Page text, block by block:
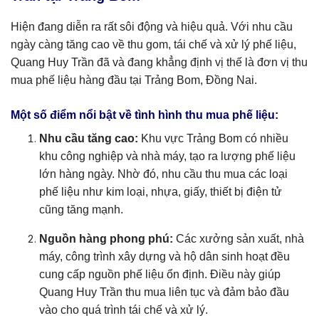
Hiện đang diễn ra rất sôi động và hiệu quả. Với nhu cầu
ngày càng tăng cao về thu gom, tái chế và xử lý phế liệu,
Quang Huy Trần đã và đang khẳng định vị thế là đơn vị thu
mua phế liệu hàng đầu tại Trảng Bom, Đồng Nai.
Một số điểm nổi bật về tình hình thu mua phế liệu:
Nhu cầu tăng cao: Khu vực Trảng Bom có nhiều
khu công nghiệp và nhà máy, tạo ra lượng phế liệu
lớn hàng ngày. Nhờ đó, nhu cầu thu mua các loại
phế liệu như kim loại, nhựa, giấy, thiết bị điện tử
cũng tăng mạnh.
Nguồn hàng phong phú: Các xưởng sản xuất, nhà
máy, công trình xây dựng và hộ dân sinh hoạt đều
cung cấp nguồn phế liệu ổn định. Điều này giúp
Quang Huy Trần thu mua liên tục và đảm bảo đầu
vào cho quá trình tái chế và xử lý.